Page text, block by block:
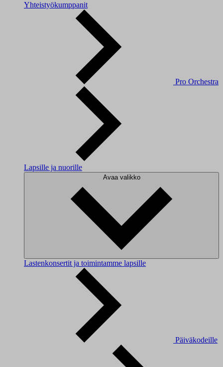
Yhteistyökumppanit
Pro Orchestra
Lapsille ja nuorille
Avaa valikko
Lastenkonsertit ja toimintamme lapsille
Päiväkodeille